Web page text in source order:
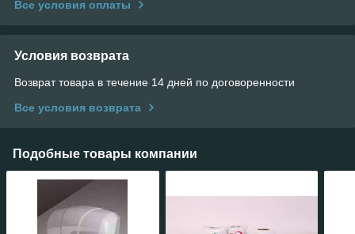
Все условия оплаты
Условия возврата
Возврат товара в течение 14 дней по договоренности
Все условия возврата
Подобные товары компании